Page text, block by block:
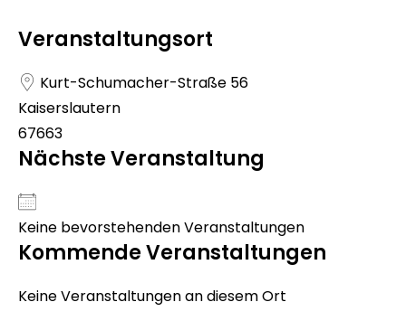
Veranstaltungsort
Kurt-Schumacher-Straße 56
Kaiserslautern
67663
Nächste Veranstaltung
Keine bevorstehenden Veranstaltungen
Kommende Veranstaltungen
Keine Veranstaltungen an diesem Ort